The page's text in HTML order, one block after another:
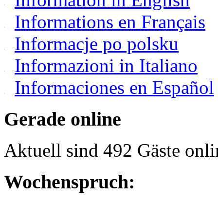
Informations en Français
Informacje po polsku
Informazioni in Italiano
Informaciones en Español
Gerade online
Aktuell sind 492 Gäste
Wochenspruch: